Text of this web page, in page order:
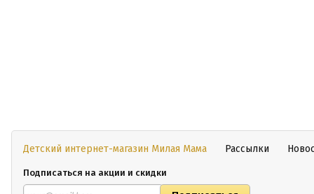
Детский интернет-магазин Милая Мама Рассылки
Подписаться на акции и скидки